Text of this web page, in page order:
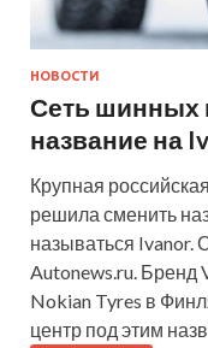
НОВОСТИ
Сеть шинных
название на
Крупная
решила сменить
называться Ivanor.
Autonews.ru. Бренд
Nokian Tyres в
центр под этим